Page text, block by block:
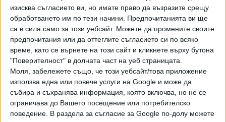
изисква съгласието ви, но имате право да възразите срещу
обработването им по тези начини. Предпочитанията ви ще
са в сила само за този уебсайт. Можете да промените своите
предпочитания или да оттеглите съгласието си по всяко
време, като се върнете на този сайт и кликнете върху бутона
"Поверителност" в долната част на уеб страницата.
Моля, забележете също, че този уебсайт/това приложение
използва една или повече услуги на Google и може да
събира и съхранява информация, която включва, но не се
ограничава до Вашето посещение или потребителско
поведение. В раздела за съгласие за Google по-долу можете
финансовата култура на българите се подобрява. Те все
повече разбират, че неплащането носи единствено
негативи за тях, което ги кара да бъдат по-стриктни и да
запазят доброто си кредитно досие", коментира
Миткова.
Тези наблюдения обясняват защо делът на
просрочените задължения към банките, предадени за
събиране на колекторските фирми, пада от 54% на 49%
за последната година. Въпреки това банките остават